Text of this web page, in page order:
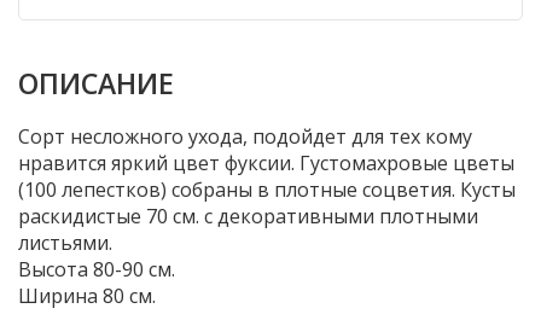
ОПИСАНИЕ
Сорт несложного ухода, подойдет для тех кому
нравится яркий цвет фуксии. Густомахровые цветы
(100 лепестков) собраны в плотные соцветия. Кусты
раскидистые 70 см. с декоративными плотными
листьями.
Высота 80-90 см.
Ширина 80 см.